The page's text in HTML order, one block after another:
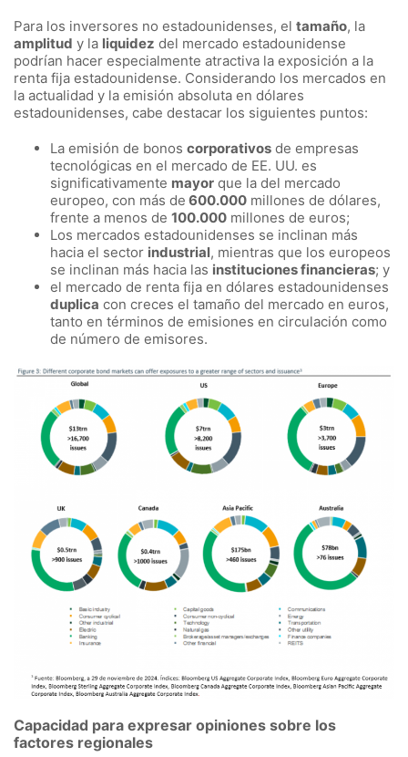
Para los inversores no estadounidenses, el tamaño, la
amplitud y la liquidez del mercado estadounidense
podrían hacer especialmente atractiva la exposición a la
renta fija estadounidense. Considerando los mercados en
la actualidad y la emisión absoluta en dólares
estadounidenses, cabe destacar los siguientes puntos:
La emisión de bonos corporativos de empresas
tecnológicas en el mercado de EE. UU. es
significativamente mayor que la del mercado
europeo, con más de 600.000 millones de dólares,
frente a menos de 100.000 millones de euros;
Los mercados estadounidenses se inclinan más
hacia el sector industrial, mientras que los europeos
se inclinan más hacia las instituciones financieras; y
el mercado de renta fija en dólares estadounidenses
duplica con creces el tamaño del mercado en euros,
tanto en términos de emisiones en circulación como
de número de emisores.
Capacidad para expresar opiniones sobre los
factores regionales